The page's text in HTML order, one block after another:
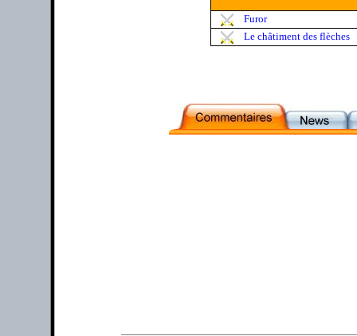
Furor
Le châtiment des flèches